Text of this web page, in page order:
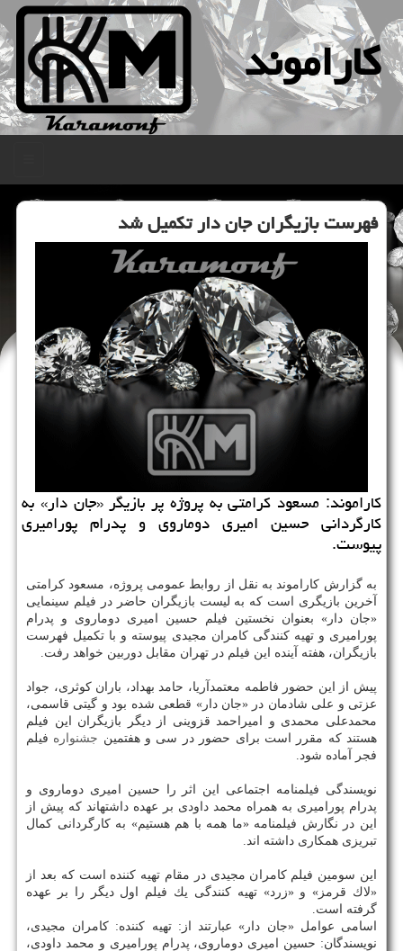
كاراموند
فهرست بازیگران جان دار تكمیل شد
كاراموند: مسعود كرامتی به پروژه پر بازیگر «جان دار» به
كارگردانی حسین امیری دوماروی و پدرام پورامیری
پیوست.
به گزارش كاراموند به نقل از روابط عمومی پروژه، مسعود كرامتی
آخرین بازیگری است كه به لیست بازیگران حاضر در فیلم سینمایی
«جان دار» بعنوان نخستین فیلم حسین امیری دوماروی و پدرام
پورامیری و تهیه كنندگی كامران مجیدی پیوسته و با تكمیل فهرست
بازیگران، هفته آینده این فیلم در تهران مقابل دوربین خواهد رفت.
پیش از این حضور فاطمه معتمدآریا، حامد بهداد، باران كوثری، جواد
عزتی و علی شادمان در «جان دار» قطعی شده بود و گیتی قاسمی،
محمدعلی محمدی و امیراحمد قزوینی از دیگر بازیگران این فیلم
هستند كه مقرر است برای حضور در سی و هفتمین جشنواره فیلم
فجر آماده شود.
نویسندگی فیلمنامه اجتماعی این اثر را حسین امیری دوماروی و
پدرام پورامیری به همراه محمد داودی بر عهده داشتهاند كه پیش از
این در نگارش فیلمنامه «ما همه با هم هستیم» به كارگردانی كمال
تبریزی همكاری داشته اند.
این سومین فیلم كامران مجیدی در مقام تهیه كننده است كه بعد از
«لاك قرمز» و «زرد» تهیه كنندگی یك فیلم اول دیگر را بر عهده
گرفته است.
اسامی عوامل «جان دار» عبارتند از: تهیه كننده: كامران مجیدی،
نویسندگان: حسین امیری دوماروی، پدرام پورامیری و محمد داودی،